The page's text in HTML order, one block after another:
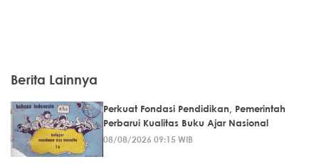
Berita Lainnya
Perkuat Fondasi Pendidikan, Pemerintah
Perbarui Kualitas Buku Ajar Nasional
08/08/2026 09:15 WIB